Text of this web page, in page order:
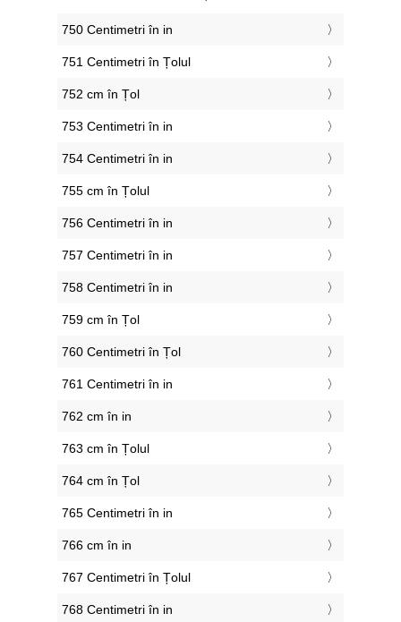
750 Centimetri în in
751 Centimetri în Țolul
752 cm în Țol
753 Centimetri în in
754 Centimetri în in
755 cm în Țolul
756 Centimetri în in
757 Centimetri în in
758 Centimetri în in
759 cm în Țol
760 Centimetri în Țol
761 Centimetri în in
762 cm în in
763 cm în Țolul
764 cm în Țol
765 Centimetri în in
766 cm în in
767 Centimetri în Țolul
768 Centimetri în in